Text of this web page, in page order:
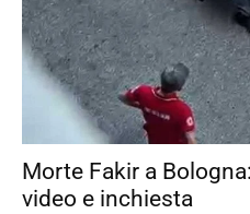
Morte Fakir a
video e inchiesta